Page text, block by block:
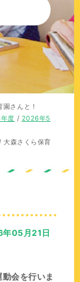
さんと！
度 / 2026年5
大森さくら保育
05月21日
会を行いま